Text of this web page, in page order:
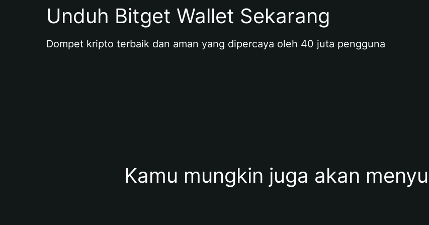
Unduh Bitget Wallet Sekarang
Dompet kripto terbaik dan aman yang dipercaya oleh 40 juta pengguna
Kamu mungkin juga akan